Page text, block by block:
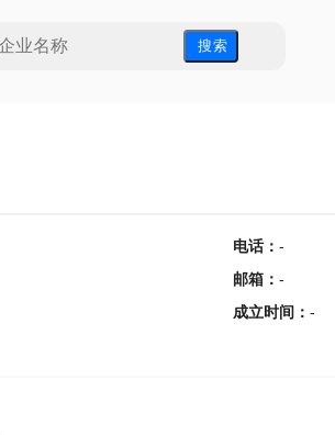
搜 索
电话： -
邮箱 ： -
成立时间 ： -